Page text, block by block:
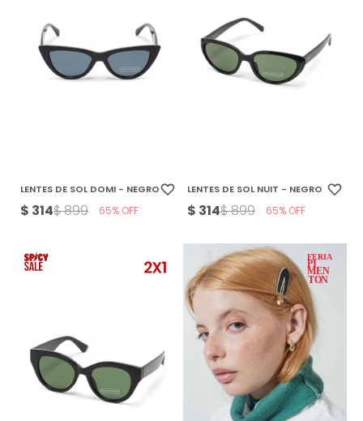
LENTES DE SOL DOMI - NEGRO
$ 314$899 65
LENTES DE SOL NUIT - NEGRO
$ 314$899 65